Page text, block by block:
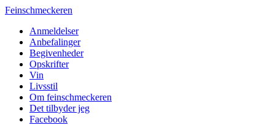
Feinschmeckeren
Anmeldelser
Anbefalinger
Begivenheder
Opskrifter
Vin
Livsstil
Om feinschmeckeren
Det tilbyder jeg
Facebook